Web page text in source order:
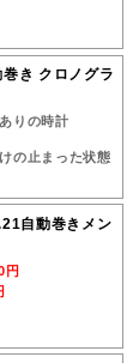
き クロノグラ
りの時計
の止まった状態
自動巻きメン
円